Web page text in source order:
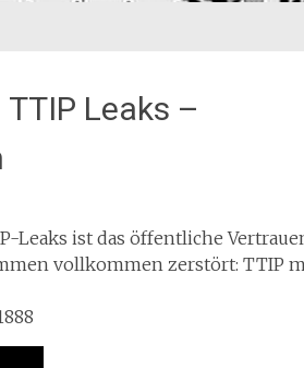
Leaks –
Leaks ist das öffentliche
vollkommen zerstört: TTIP